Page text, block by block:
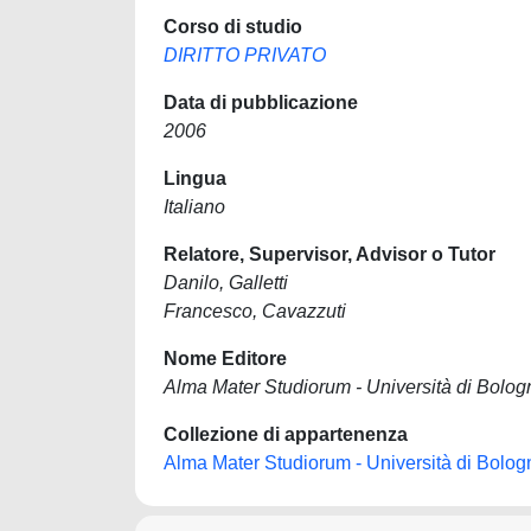
Corso di studio
DIRITTO PRIVATO
Data di pubblicazione
2006
Lingua
Italiano
Relatore, Supervisor, Advisor o Tutor
Danilo, Galletti
Francesco, Cavazzuti
Nome Editore
Alma Mater Studiorum - Università di
Collezione di appartenenza
Alma Mater Studiorum - Università di